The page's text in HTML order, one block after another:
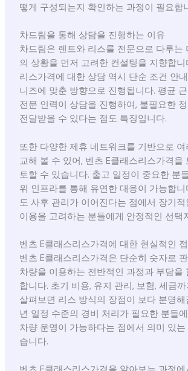
떻게 구성되는지 확인하는 과정이 필요합
차드림을 통해 상담을 진행하는 이유
차드림은 렌트와 리스를 전문으로 다루는
의 상황을 먼저 고려한 컨설팅을 지향합니
리스가격에 대한 상담 역시 단순 조건 안
니즈에 맞춘 방향으로 진행됩니다. 평균
전문 인력이 상담을 진행하여, 불필요한
전달받을 수 있다는 점도 특징입니다.
또한 다양한 제휴 네트워크를 기반으로 여
교해 볼 수 있어, 벤츠 E클래스리스가격을
토할 수 있습니다. 출고 일정이 중요한 분
위 인프라를 통해 유연한 대응이 가능합니
도 사후 관리가 이어진다는 점에서 장기
이용을 고려하는 분들에게 안정적인 선택
벤츠 E클래스리스가격에 대한 현실적인
벤츠 E클래스리스가격은 단순히 숫자로
차량을 이용하는 전반적인 과정과 부담을
합니다. 초기 비용, 유지 관리, 보험, 세금
살펴보면 리스 방식의 장점이 보다 분명해
년 일정 수준의 경비 처리가 필요한 분들
차량 운영이 가능하다는 점에서 의미 있
습니다.